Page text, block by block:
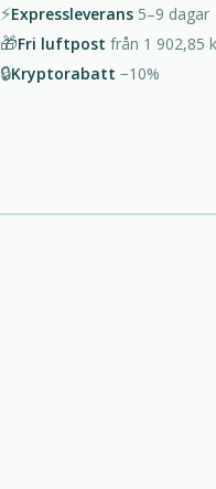
⚡Expressleverans 5–9 dagar
🎁Fri luftpost från 1 902,85
🔒Kryptorabatt −10%